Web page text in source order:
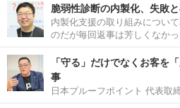
脆弱性診断の内製化、失敗
内製化支援の取り組みについ
のだが毎回返事は芳しくなか
「守る」だけでなくお客を
事
日本プルーフポイント 代表取